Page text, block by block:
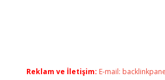
Reklam ve İletişim: E-mail: